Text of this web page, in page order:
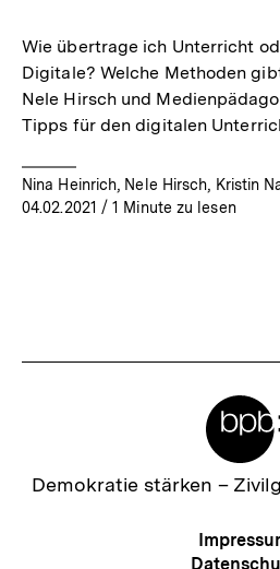
Wie übertrage ich Unterricht
Digitale? Welche Methoden
Nele Hirsch und
Tipps für den digitalen
Nina Heinrich, Nele Hirsch, Kristin
04.02.2021 / 1 Minute zu lesen
Zur
Demokratie stärken –